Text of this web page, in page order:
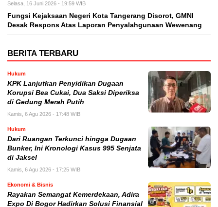
Selasa, 16 Juni 2026 - 19:59 WIB
Fungsi Kejaksaan Negeri Kota Tangerang Disorot, GMNI
Desak Respons Atas Laporan Penyalahgunaan Wewenang
BERITA TERBARU
Hukum
KPK Lanjutkan Penyidikan Dugaan
Korupsi Bea Cukai, Dua Saksi Diperiksa
di Gedung Merah Putih
Kamis, 6 Agu 2026 - 17:48 WIB
Hukum
Dari Ruangan Terkunci hingga Dugaan
Bunker, Ini Kronologi Kasus 995 Senjata
di Jaksel
Kamis, 6 Agu 2026 - 17:25 WIB
Ekonomi & Bisnis
Rayakan Semangat Kemerdekaan, ‎Adira
Expo Di Bogor Hadirkan Solusi Finansial